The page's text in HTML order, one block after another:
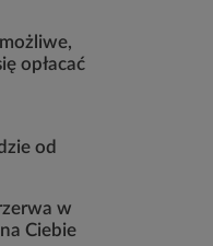
opłacać
od
w
Ciebie